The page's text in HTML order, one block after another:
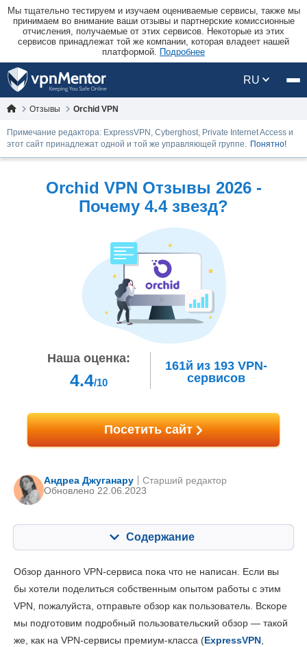
Мы тщательно тестируем и изучаем оцениваемые сервисы, также мы
принимаем во внимание ваши отзывы и партнерские комиссионные
отчисления, получаемые от этих сервисов. Некоторые из этих
сервисов принадлежат той же компании, которая владеет нашей
платформой. Подробнее
RU
Отзывы Orchid VPN
Примечание редактора: ExpressVPN, Cyberghost, Private Internet Access и
этот сайт принадлежат одной и той же управляющей группе. Понятно!
Orchid VPN Oтзывы 2026 -
Почему 4.4 звезд?
Наша оценка:
4.4/10
161й из 193 VPN-
сервисов
Посетить сайт
Андреа Джуганару
Обновлено 22.06.2023
Старший редактор
Содержание
Ключевые особенности 3.5
Установка и приложения 5.3
Обзор данного VPN-сервиса пока что не написан. Если вы
бы хотели поделиться собственным опытом работы с этим
VPN, пожалуйста, отправьте обзор как пользователь. Вскоре
мы подготовим подробный пользовательский обзор — такой
же, как на VPN-сервисы премиум-класса (ExpressVPN